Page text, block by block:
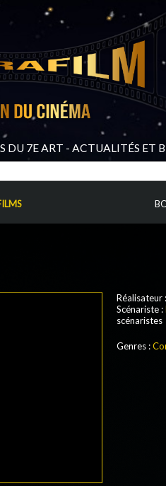
7E ART - ACTUALITÉS ET
Réalisateur :
Scénariste :
Genres :